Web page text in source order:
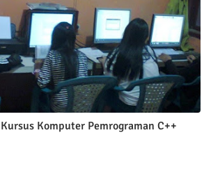
Komputer Pemrograman C++